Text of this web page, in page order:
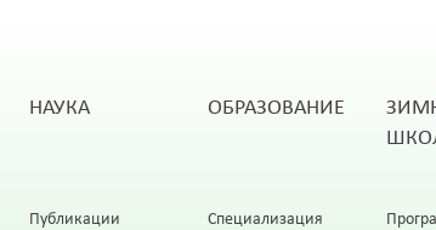
НАУКА
Публикации
ОБРАЗОВАНИЕ
Специализация